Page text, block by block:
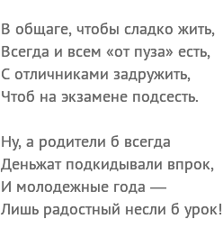
В общаге, чтобы сладко жить,
Всегда и всем «от пуза» есть,
С отличниками задружить,
Чтоб на экзамене подсесть.
Ну, а родители б всегда
Деньжат подкидывали впрок,
И молодежные года —
Лишь радостный несли б урок!